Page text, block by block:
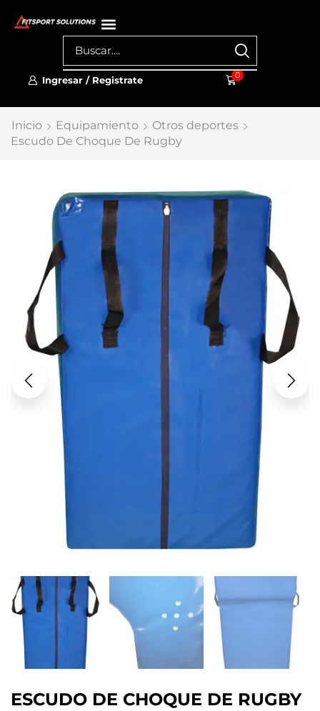
Ingresar / Registrate 0
Inicio Equipamiento
Otros deportes
Escudo De Choque De Rugby
ESCUDO DE CHOQUE DE RUGBY